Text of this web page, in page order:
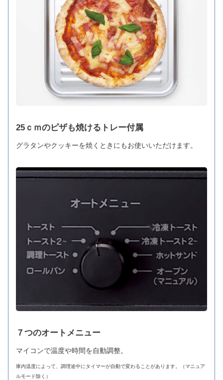
25ｃｍのピザも焼けるトレー付属
グラタンやクッキーを焼くときにもお使いいただけます。
７つのオートメニュー
マイコンで温度や時間を自動調整。
庫内温度によって、調理途中にタイマーが自動で変わることがあります。（マニュア
ルモード除く）